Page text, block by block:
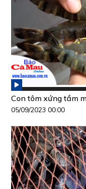
Con tôm xứng tầm
05/09/2023 00:00